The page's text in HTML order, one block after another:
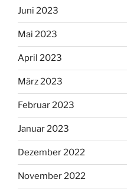
Juni 2023
Mai 2023
April 2023
März 2023
Februar 2023
Januar 2023
Dezember 2022
November 2022